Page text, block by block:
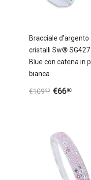
Bracciale d'argento
cristalli Sw®
Blue con catena in
bianca
€10990 €6690